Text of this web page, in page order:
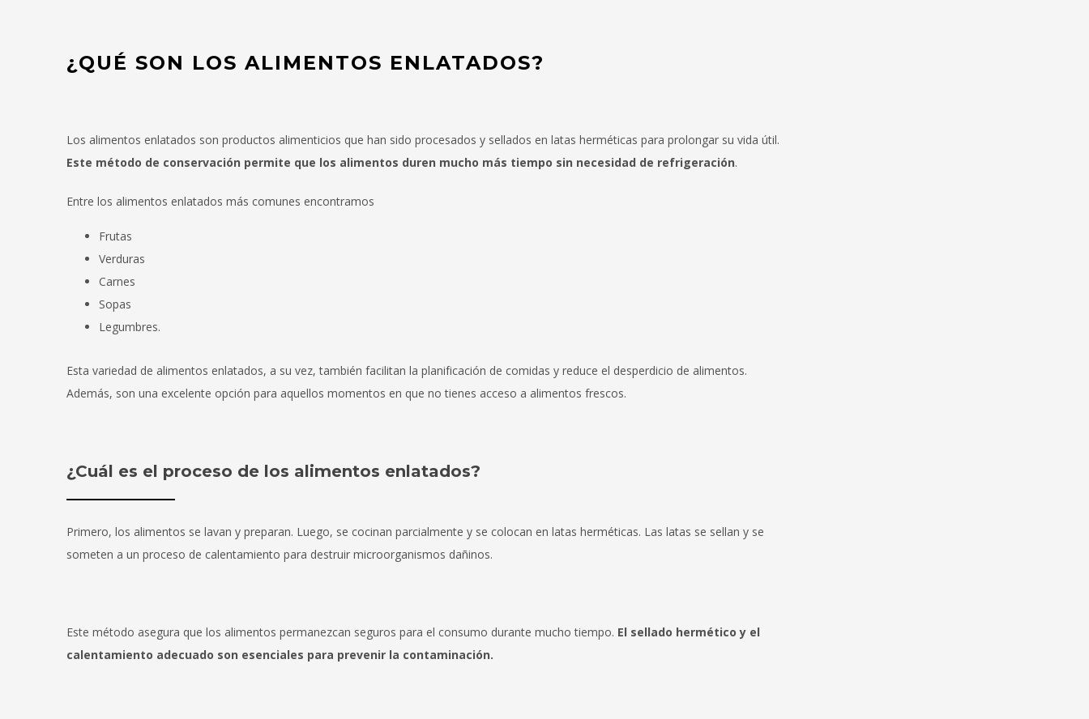
¿QUÉ SON LOS ALIMENTOS ENLATADOS?
Los alimentos enlatados son productos alimenticios que han sido procesados y sellados en latas herméticas para prolongar su vida útil.
Este método de conservación permite que los alimentos duren mucho más tiempo sin necesidad de refrigeración.
Entre los alimentos enlatados más comunes encontramos
Frutas
Verduras
Carnes
Sopas
Legumbres.
Esta variedad de alimentos enlatados, a su vez, también facilitan la planificación de comidas y reduce el desperdicio de alimentos.
Además, son una excelente opción para aquellos momentos en que no tienes acceso a alimentos frescos.
¿Cuál es el proceso de los alimentos enlatados?
Primero, los alimentos se lavan y preparan. Luego, se cocinan parcialmente y se colocan en latas herméticas. Las latas se sellan y se
someten a un proceso de calentamiento para destruir microorganismos dañinos.
Este método asegura que los alimentos permanezcan seguros para el consumo durante mucho tiempo. El sellado hermético y el
calentamiento adecuado son esenciales para prevenir la contaminación.